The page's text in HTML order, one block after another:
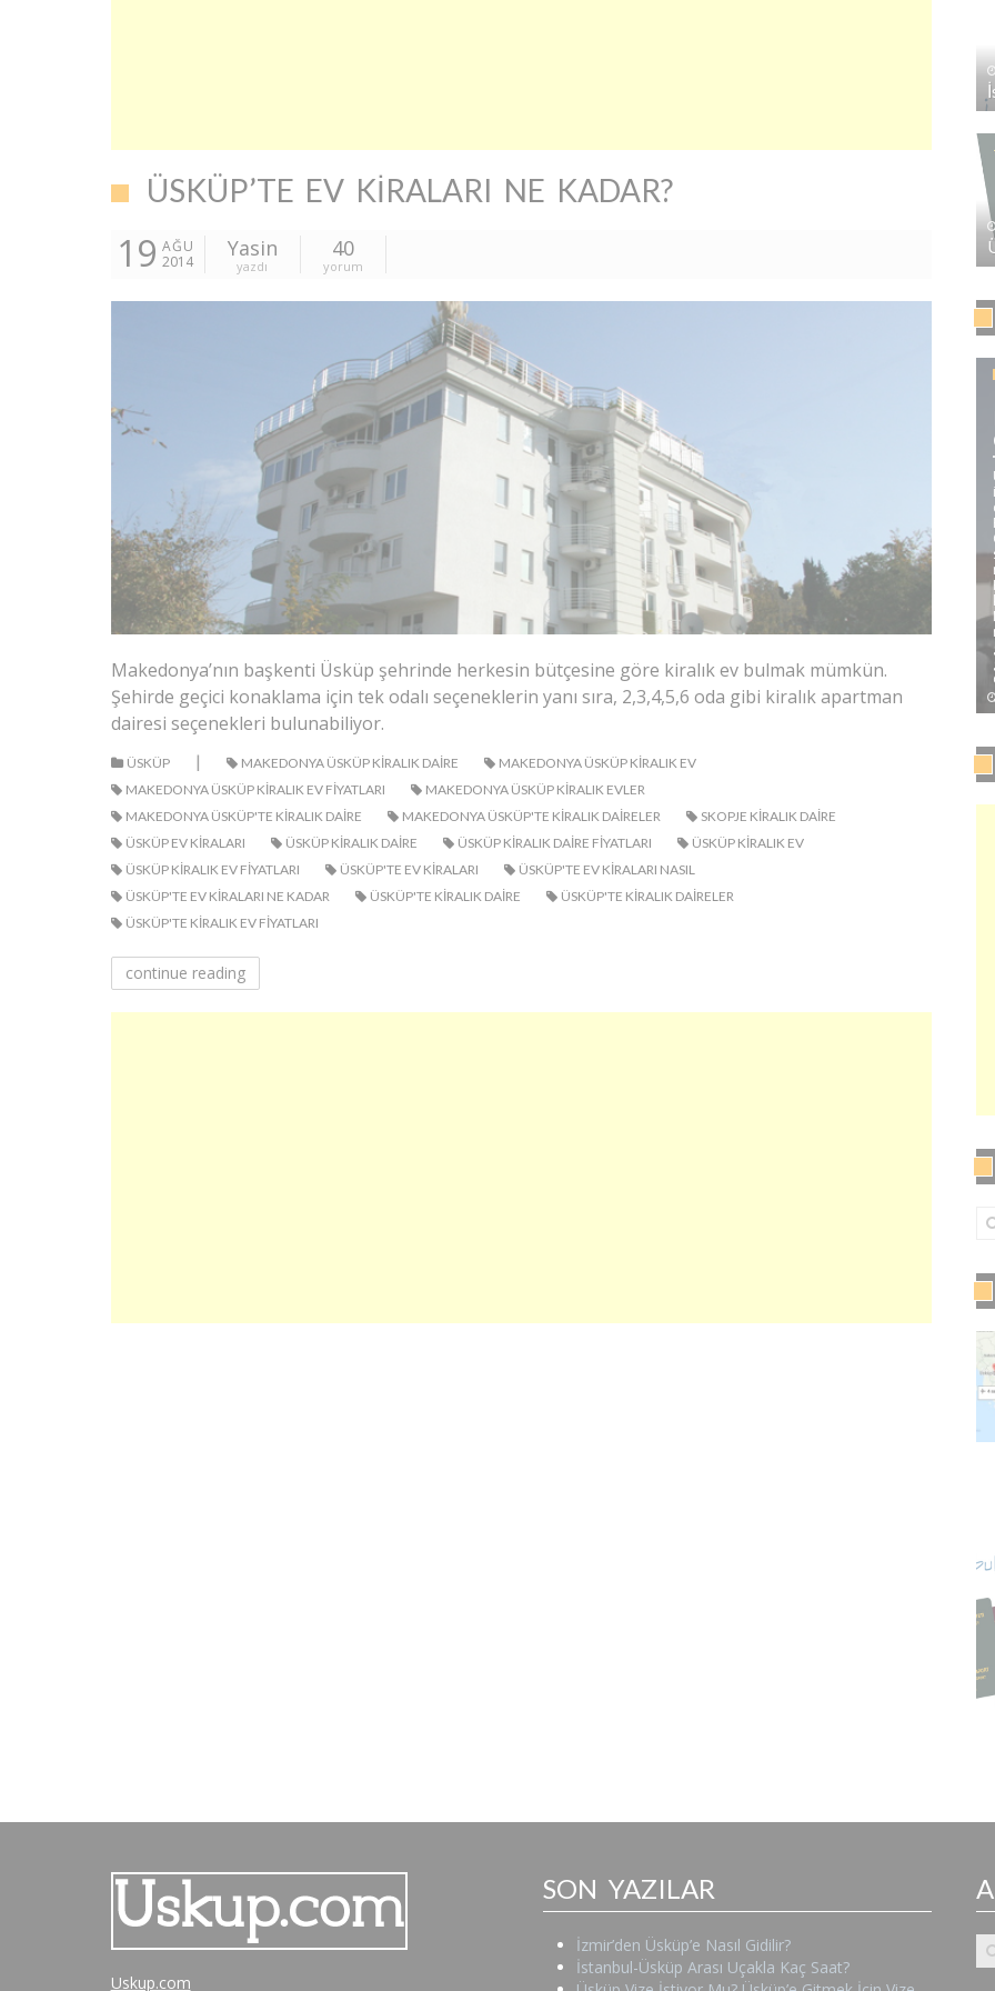
ÜSKÜP’TE EV KIRALARI NE KADAR?
19 AĞU
2014
Yasin
yazdı
40
yorum
Makedonya’nın başkenti Üsküp şehrinde herkesin bütçesine göre kiralık ev bulmak mümkün.
Şehirde geçici konaklama için tek odalı seçeneklerin yanı sıra, 2,3,4,5,6 oda gibi kiralık apartman
dairesi seçenekleri bulunabiliyor.
ÜSKÜP | MAKEDONYA ÜSKÜP KIRALIK DAIRE
MAKEDONYA ÜSKÜP KIRALIK EV
MAKEDONYA ÜSKÜP KIRALIK EV FIYATLARI
MAKEDONYA ÜSKÜP KIRALIK EVLER
MAKEDONYA ÜSKÜP'TE KIRALIK DAIRE
MAKEDONYA ÜSKÜP'TE KIRALIK DAIRELER
SKOPJE KIRALIK DAIRE
ÜSKÜP EV KIRALARI
ÜSKÜP KIRALIK DAIRE ÜSKÜP KIRALIK DAIRE FIYATLARI
ÜSKÜP KIRALIK EV
ÜSKÜP KIRALIK EV FIYATLARI
ÜSKÜP'TE EV KIRALARI
ÜSKÜP'TE EV KIRALARI NASIL
ÜSKÜP'TE EV KIRALARI NE KADAR
ÜSKÜP'TE KIRALIK DAIRE
ÜSKÜP'TE KIRALIK DAIRELER
ÜSKÜP'TE KIRALIK EV FIYATLARI
continue reading
Uskup.com
SON YAZILAR
İzmir’den Üsküp’e Nasıl Gidilir?
İstanbul-Üsküp Arası Uçakla Kaç Saat?